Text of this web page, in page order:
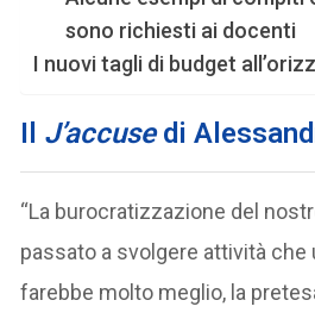
sono richiesti ai docenti
I nuovi tagli di budget
Il J’accusedi
“La burocratizzazione del
passato a svolgere attività
farebbe molto meglio, la